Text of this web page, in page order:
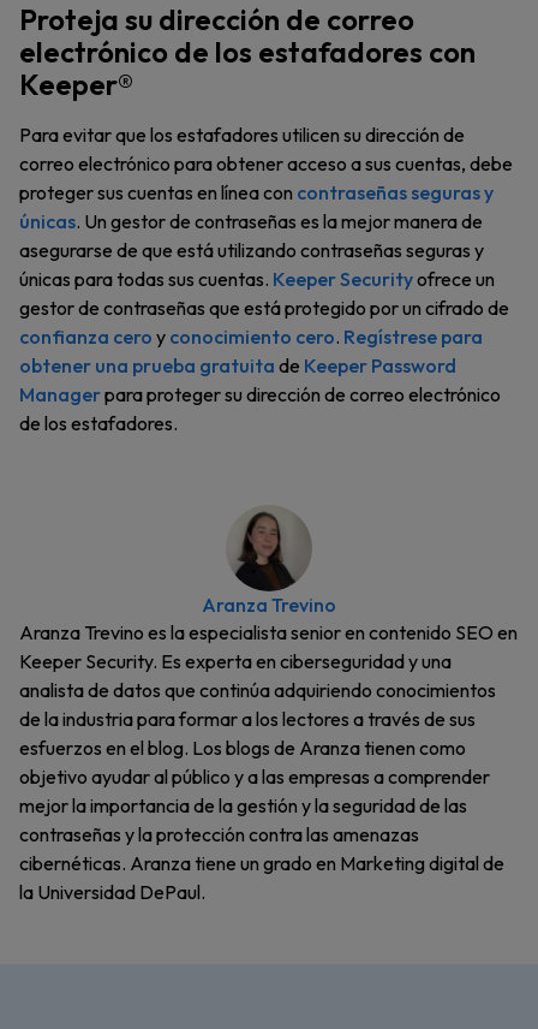
Proteja su dirección de correo
electrónico de los estafadores con
Keeper®
Para evitar que los estafadores utilicen su dirección de
correo electrónico para obtener acceso a sus cuentas, debe
proteger sus cuentas en línea con contraseñas seguras y
únicas. Un gestor de contraseñas es la mejor manera de
asegurarse de que está utilizando contraseñas seguras y
únicas para todas sus cuentas. Keeper Securityofrece un
gestor de contraseñas que está protegido por un cifrado de
confianza cero y conocimiento cero. Regístrese para
obtener una prueba gratuita de Keeper Password
Managerpara proteger su dirección de correo electrónico
de los estafadores.
Aranza Trevino
Aranza Trevino es la especialista senior en contenido SEO en
Keeper Security. Es experta en ciberseguridad y una
analista de datos que continúa adquiriendo conocimientos
de la industria para formar a los lectores a través de sus
esfuerzos en el blog. Los blogs de Aranza tienen como
objetivo ayudar al público y a las empresas a comprender
mejor la importancia de la gestión y la seguridad de las
contraseñas y la protección contra las amenazas
cibernéticas. Aranza tiene un grado en Marketing digital de
la Universidad DePaul.